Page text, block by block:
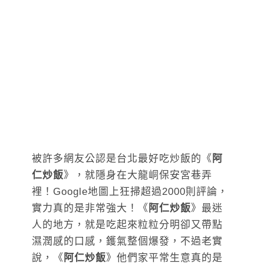
被許多網友公認是台北最好吃炒飯的《 阿
仁炒飯》，就隱身在大龍峒保安宮巷弄
裡！Google地圖上狂掃超過2000則評論，
實力真的是非常強大！《 阿仁炒飯》最迷
人的地方，就是吃起來粒粒分明卻又帶點
濕潤感的口感，鑊氣整個爆發，不過老實
說，《 阿仁炒飯》他們家平常生意真的是